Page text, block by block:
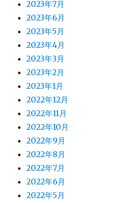
2023年7月
2023年6月
2023年5月
2023年4月
2023年3月
2023年2月
2023年1月
2022年12月
2022年11月
2022年10月
2022年9月
2022年8月
2022年7月
2022年6月
2022年5月